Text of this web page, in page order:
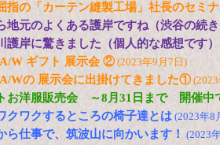
指の「カーテン縫製工場」社長のセミ
地元のよくある護岸ですね（渋谷の続
護岸に驚きました（個人的な感想です）
W ギフト 展示会 ②(2023年9月7日)
Wの 展示会に出掛けてきました①(2023
お洋服販売会 ～8月31日まで 開催中
クワクするところの椅子達とは (2023年8
ら仕事で、筑波山に向かいます！ (2023